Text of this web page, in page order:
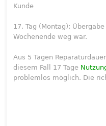
Kunde
17. Tag (Montag):
Wochenende weg war.
Aus 5 Tagen
diesem Fall 17 Tage
problemlos möglich. Die